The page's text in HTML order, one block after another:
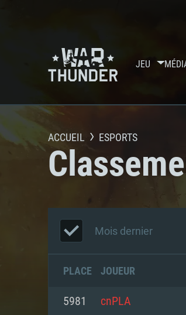
JEU
ACCUEIL ESPORTS
Mois dernier
PLACE JOUEUR
5981 cnPLA